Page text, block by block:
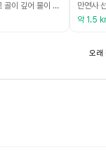
화순은 산이 높고 골이 깊어 물이 풍부하며, 적벽(절벽)으로도 이름난 고장이다. 화산읍 수만리서 큰 재를 지나 안양산까지 이어지는 수만리 생태숲 공원은 한국의 알프스라고 불릴 만큼 뛰어난 경관을 자랑한다. 수만리는 물촌, 새터, 만수, 중지 등 4개의 자연 마을로 이루어져 있는데, 사방이 산으로 둘러싸여 있어 사계절 언제나 산세가 웅장하고 수려해, 가만히 있어도 힐링이 되는 풍경이 장관이다. 단풍나무숲과 철쭉나무숲으로 이어지는 여러 갈래의 산책로에는 나
약 1.5
오래